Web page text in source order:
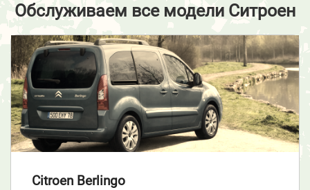
Обслуживаем все модели Ситроен
Citroen Berlingo